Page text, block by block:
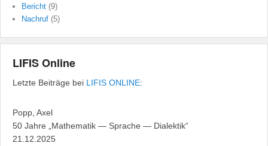
Bericht (9)
Nachruf (5)
LIFIS Online
Letzte Beiträge bei LIFIS ONLINE:
Popp, Axel
50 Jahre „Mathematik — Sprache — Dialektik“
21.12.2025